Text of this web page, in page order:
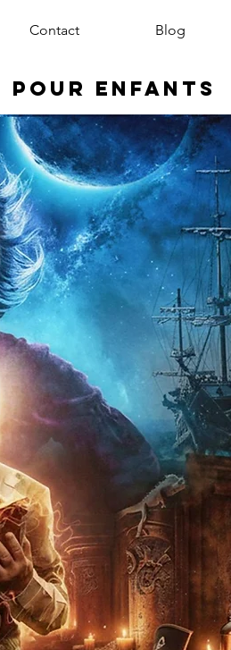
Contact Blog
pour enfants